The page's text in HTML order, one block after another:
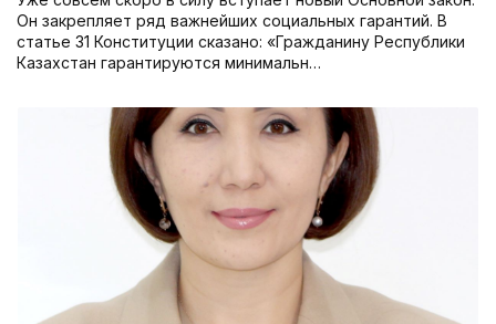
Он закрепляет ряд важнейших социальных гарантий. В
статье 31 Конституции сказано: «Гражданину Республики
Казахстан гарантируются минимальн…